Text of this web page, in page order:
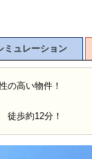
ミュレーション
の高い物件！
徒歩約12分！